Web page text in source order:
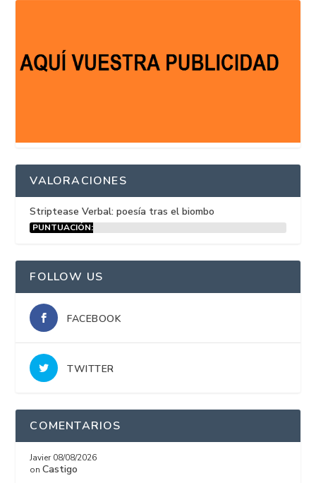
VALORACIONES
Striptease Verbal: poesía tras el biombo
PUNTUACIÓN:
FOLLOW US
FACEBOOK
TWITTER
COMENTARIOS
Javier 08/08/2026
onCastigo